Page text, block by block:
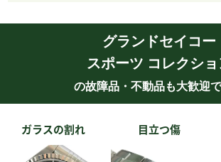
グランドセイコー
スポーツ コレクショ
の故障品・不動品も大歓迎で
ガラスの割れ 目立つ傷